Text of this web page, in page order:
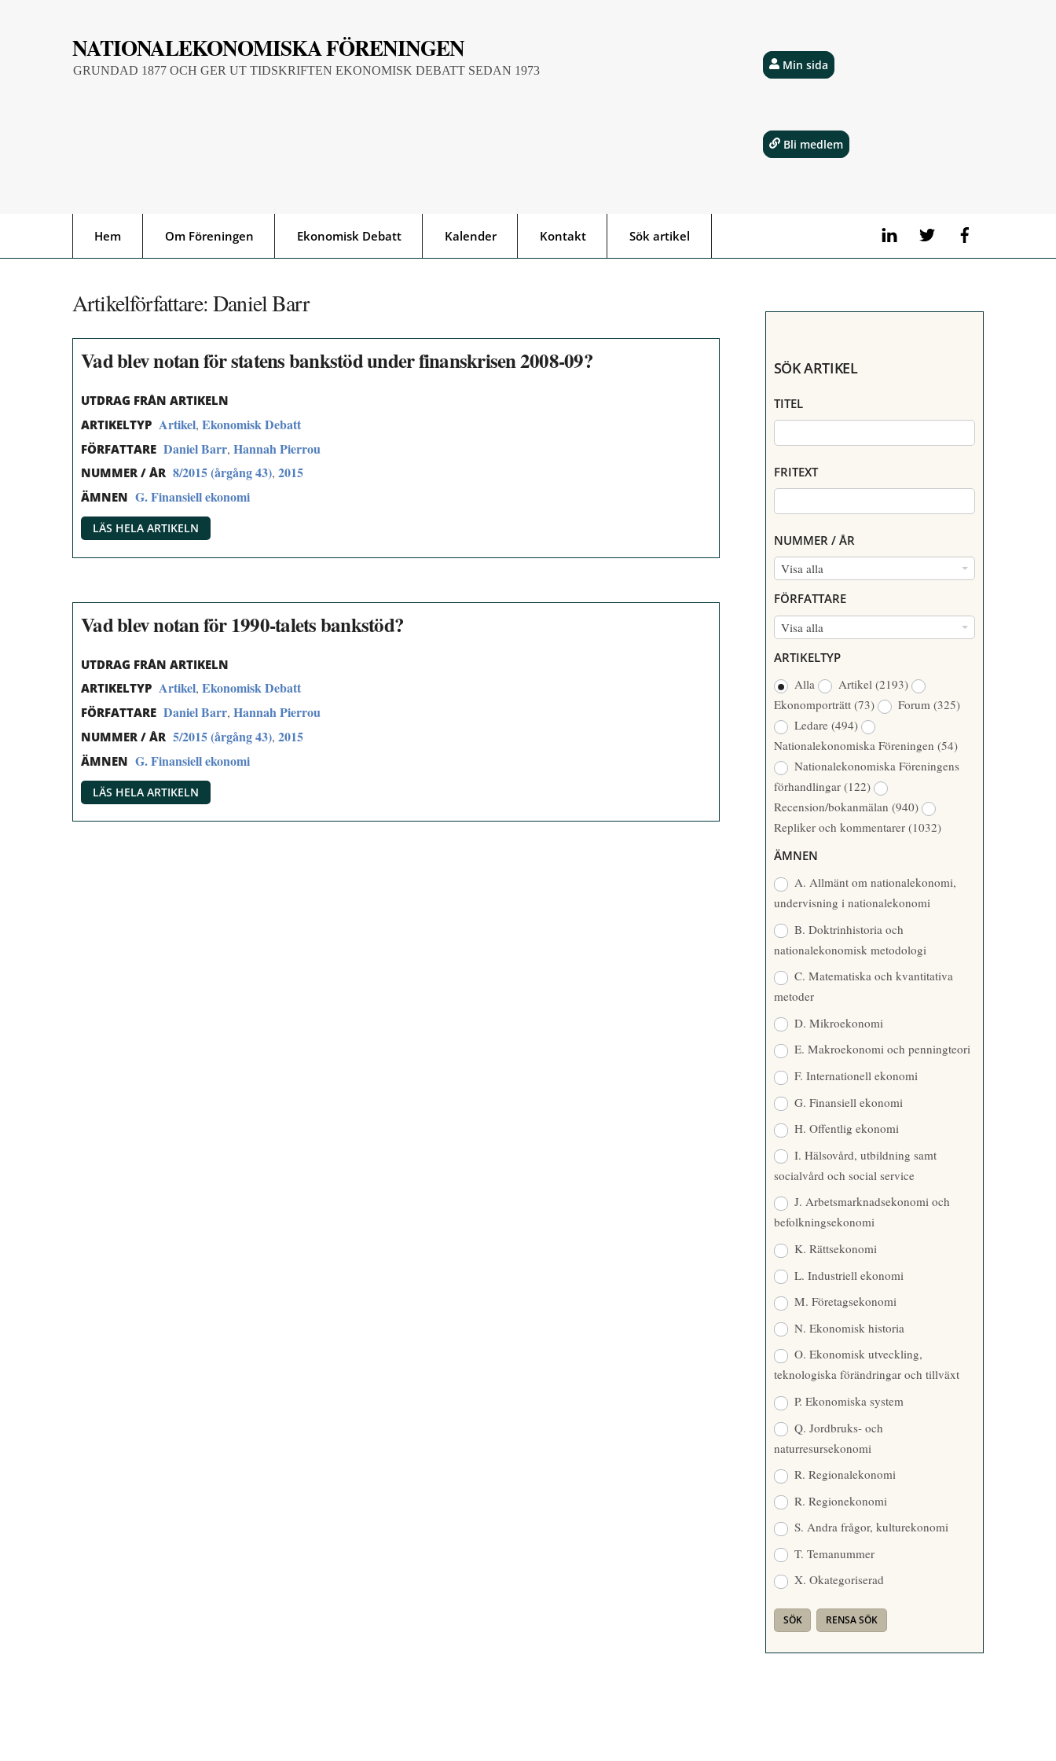
NATIONALEKONOMISKA FÖRENINGEN
GRUNDAD 1877 OCH GER UT TIDSKRIFTEN EKONOMISK DEBATT SEDAN 1973
LinkedIn Twitter
Hem Om Föreningen Ekonomisk Debatt Kalender Kontakt Sök artikel
Min sida
Bli medlem
Artikelförfattare:Daniel Barr
Vad blev notan för statens bankstöd under finanskrisen 2008-09?
UTDRAG FRÅN ARTIKELN
ARTIKELTYP Artikel, Ekonomisk Debatt
FÖRFATTARE Daniel Barr, Hannah Pierrou
NUMMER / ÅR 8/2015 (årgång 43), 2015
ÄMNEN G. Finansiell ekonomi
LÄS HELA ARTIKELN
Vad blev notan för 1990-talets bankstöd?
UTDRAG FRÅN ARTIKELN
ARTIKELTYP Artikel, Ekonomisk Debatt
FÖRFATTARE Daniel Barr, Hannah Pierrou
NUMMER / ÅR 5/2015 (årgång 43), 2015
ÄMNEN G. Finansiell ekonomi
LÄS HELA ARTIKELN
SÖK ARTIKEL
TITEL
FRITEXT
NUMMER / ÅR
Visa alla
N
M
M
/
Å
R
FÖRFATTARE
Visa alla
R
F
A
T
T
A
R
E
ARTIKELTYP
Alla
Artikel (2193)
Ekonomporträtt (73) Forum (325)
Ledare (494)
Nationalekonomiska Föreningen (54)
Nationalekonomiska Föreningens
förhandlingar (122)
Recension/bokanmälan (940)
Repliker och kommentarer (1032)
ÄMNEN
A. Allmänt om nationalekonomi,
undervisning i nationalekonomi
B. Doktrinhistoria och
nationalekonomisk metodologi
C. Matematiska och kvantitativa
metoder
D. Mikroekonomi
E. Makroekonomi och penningteori
F. Internationell ekonomi
G. Finansiell ekonomi
H. Offentlig ekonomi
I. Hälsovård, utbildning samt
socialvård och social service
J. Arbetsmarknadsekonomi och
befolkningsekonomi
K. Rättsekonomi
L. Industriell ekonomi
M. Företagsekonomi
N. Ekonomisk historia
O. Ekonomisk utveckling,
teknologiska förändringar och tillväxt
P. Ekonomiska system
Q. Jordbruks- och
naturresursekonomi
R. Regionalekonomi
R. Regionekonomi
S. Andra frågor, kulturekonomi
T. Temanummer
X. Okategoriserad